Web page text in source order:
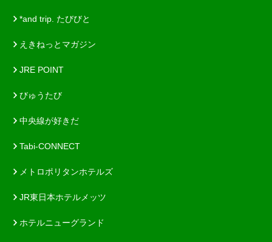
*and trip. たびびと
えきねっとマガジン
JRE POINT
びゅうたび
中央線が好きだ
Tabi-CONNECT
メトロポリタンホテルズ
JR東日本ホテルメッツ
ホテルニューグランド